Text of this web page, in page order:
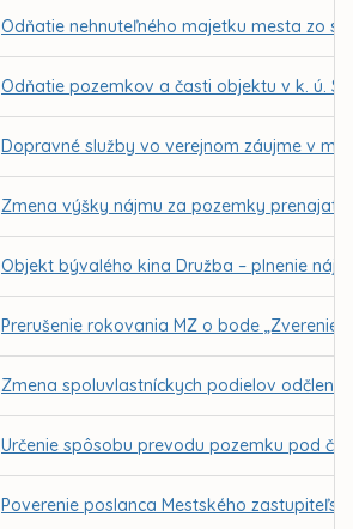
Odňatie nehnuteľného majetku mesta zo
Odňatie pozemkov a časti objektu v k. ú.
Dopravné služby vo verejnom záujme v
Zmena výšky nájmu za pozemky prenajaté
Objekt bývalého kina Družba – plnenie
Prerušenie rokovania MZ o bode „Zverenie
Zmena spoluvlastníckych podielov
Určenie spôsobu prevodu pozemku pod
Poverenie poslanca Mestského